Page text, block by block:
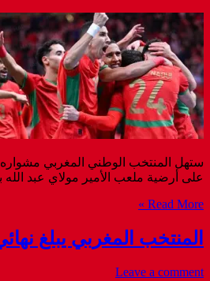
على أرضية ملعب الأمير مولاي عبد الله
Read More »
المنتخب المغربي يبلغ
Leave a comment